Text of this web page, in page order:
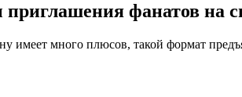
фанатов на
имеет много плюсов, такой формат